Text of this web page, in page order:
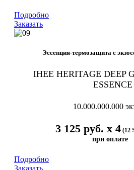
Подробно
Заказать
Эссенция-термозащита с
IHEE HERITAGE DEEP
ESSENCE
10.000.000.000
3 125 руб. х 4 (12
при оплате
Подробно
Заказать